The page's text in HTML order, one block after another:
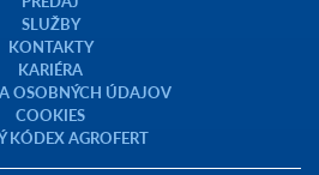
SLUŽBY
KONTAKTY
KARIÉRA
OSOBNÝCH ÚDAJOV
COOKIES
KÓDEX AGROFERT